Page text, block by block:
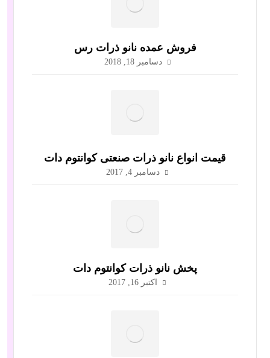
فروش عمده نانو ذرات رس
دسامبر 18, 2018
قیمت انواع نانو ذرات صنعتی کوانتوم دات
دسامبر 4, 2017
پخش نانو ذرات کوانتوم دات
اکتبر 16, 2017